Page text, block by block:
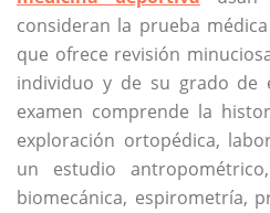
consideran la prueba
que ofrece revisión
individuo y de su grado de
examen comprende la
exploración ortopédica,
un estudio
biomecánica, espirometría,